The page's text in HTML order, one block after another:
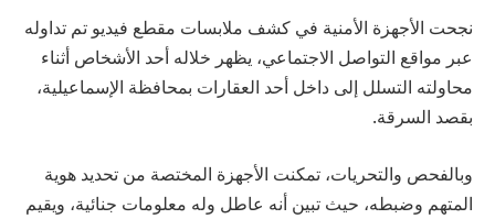
نجحت الأجهزة الأمنية في كشف ملابسات مقطع فيديو تم تداوله
عبر مواقع التواصل الاجتماعي، يظهر خلاله أحد الأشخاص أثناء
محاولته التسلل إلى داخل أحد العقارات بمحافظة الإسماعيلية،
بقصد السرقة.
وبالفحص والتحريات، تمكنت الأجهزة المختصة من تحديد هوية
المتهم وضبطه، حيث تبين أنه عاطل وله معلومات جنائية، ويقيم